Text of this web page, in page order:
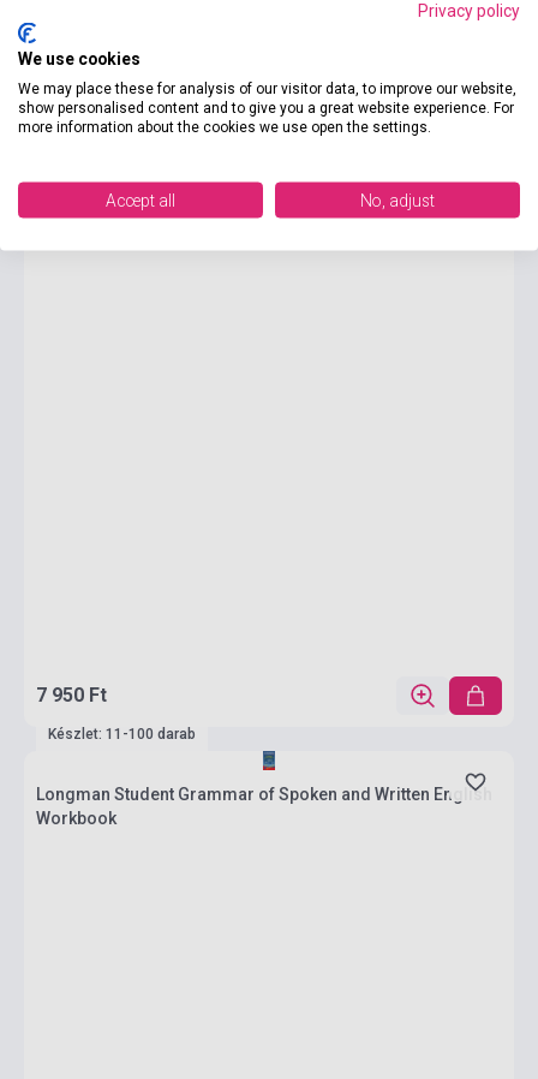
2 275 Ft
Készlet: 1-10 darab
7 950 Ft
Készlet: 11-100 darab
Longman Student Grammar of Spoken and Written English
Workbook
Privacy policy
We use cookies
We may place these for analysis of our visitor data, to improve our website,
show personalised content and to give you a great website experience. For
more information about the cookies we use open the settings.
Accept all No, adjust